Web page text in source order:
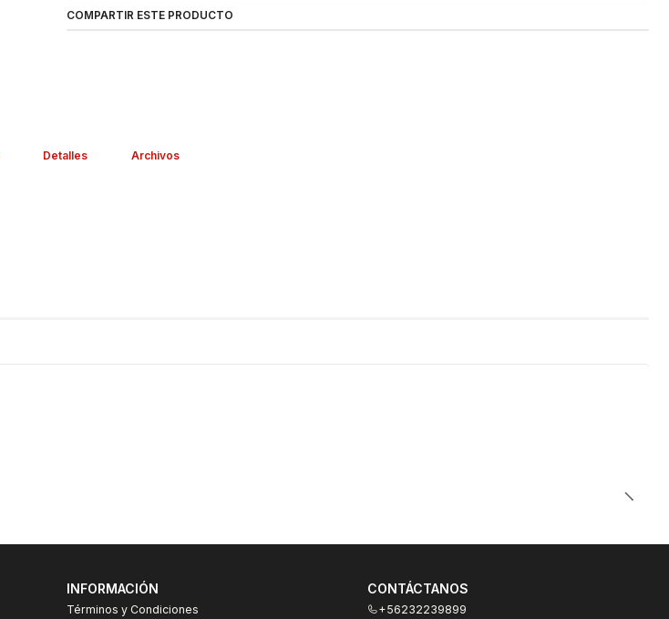
COMPARTIR ESTE PRODUCTO
Detalles Archivos
INFORMACIÓN
Términos y Condiciones
CONTÁCTANOS
+56232239899